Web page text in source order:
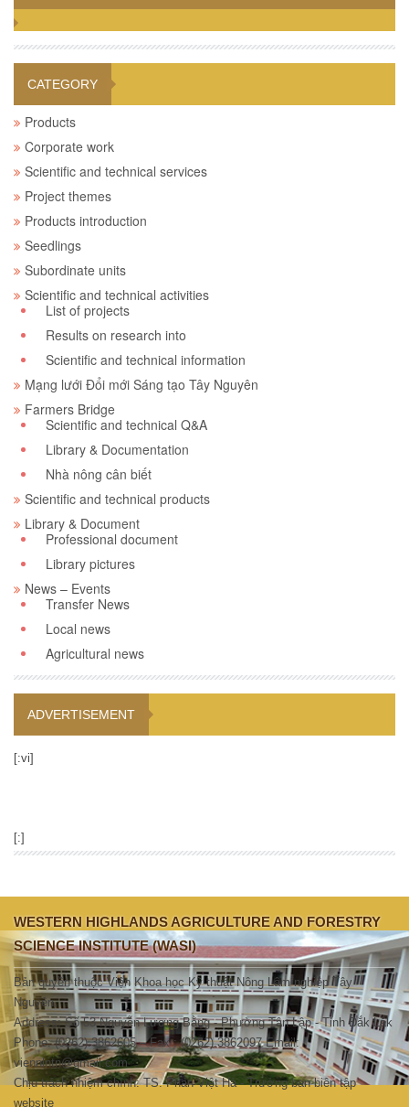
CATEGORY
Products
Corporate work
Scientific and technical services
Project themes
Products introduction
Seedlings
Subordinate units
Scientific and technical activities
List of projects
Results on research into
Scientific and technical information
Mạng lưới Đổi mới Sáng tạo Tây Nguyên
Farmers Bridge
Scientific and technical Q&A
Library & Documentation
Nhà nông cân biết
Scientific and technical products
Library & Document
Professional document
Library pictures
News – Events
Transfer News
Local news
Agricultural news
ADVERTISEMENT
[:vi]
[:]
WESTERN HIGHLANDS AGRICULTURE AND FORESTRY
SCIENCE INSTITUTE (WASI)
Bản quyền thuộc Viện Khoa học Kỹ thuật Nông Lâm nghiệp Tây
Nguyên.
Address: Số 53 Nguyễn Lương Bằng - Phường Tân Lập - Tỉnh Đắk Lắk
Phone: (0262).3862605 – Fax : (0262).3862097 Email:
viennlntn@gmail.com
Chịu trách nhiệm chính: TS. Phan Việt Hà - Trưởng ban biên tập
website